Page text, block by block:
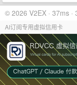
© 2026 V2EX · 37ms ·
AI订阅专用虚拟信用卡